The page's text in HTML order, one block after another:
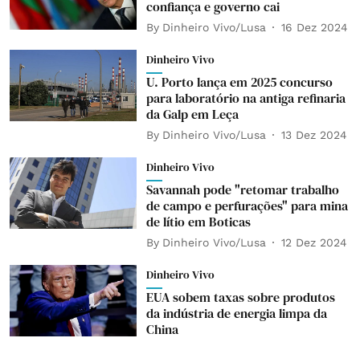
confiança e governo cai
By Dinheiro Vivo/Lusa 16 Dez 2024
Dinheiro Vivo
U. Porto lança em 2025 concurso
para laboratório na antiga refinaria
da Galp em Leça
By Dinheiro Vivo/Lusa 13 Dez 2024
Dinheiro Vivo
Savannah pode "retomar trabalho
de campo e perfurações" para mina
de lítio em Boticas
By Dinheiro Vivo/Lusa 12 Dez 2024
Dinheiro Vivo
EUA sobem taxas sobre produtos
da indústria de energia limpa da
China